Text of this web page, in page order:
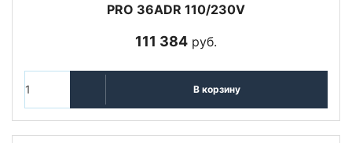
PRO 36ADR 110/230V
111 384 руб.
В корзину